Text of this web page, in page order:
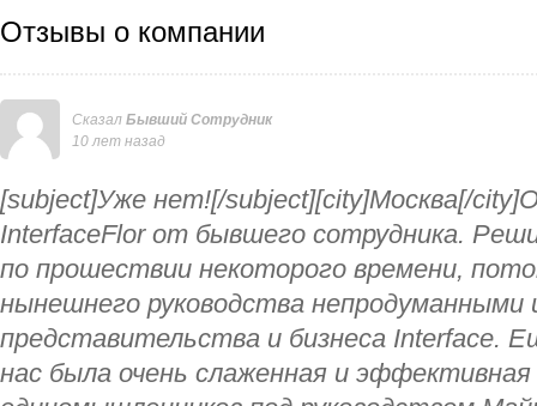
Отзывы о компании
Сказал Бывший Сотрудник
10 лет назад
[subject]Уже нет![/subject][city]Москва[/
InterfaceFlor от бывшего сотрудника.
по прошествии некоторого времени,
нынешнего руководства непродуманными
представительства и бизнеса Interface.
нас была очень слаженная и эффективная